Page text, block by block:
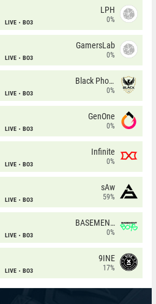
LIVE BO3
LPH
0%
LIVE BO3
GamersLab
0%
LIVE BO3
Black Phoenix
0%
LIVE BO3
GenOne
0%
LIVE BO3
Infinite
0%
LIVE BO3
sAw
59%
LIVE BO3
BASEMENT BOYS
0%
LIVE BO3
9INE
17%